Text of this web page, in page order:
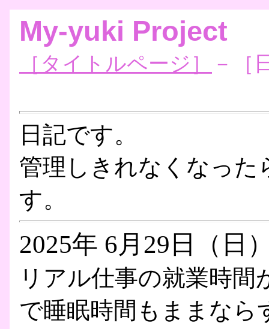
My-yuki Project
［タイトルページ］ －［
日記です。
管理しきれなくなっ
す。
2025年 6月29日（日
リアル仕事の就業時
で睡眠時間もままなら